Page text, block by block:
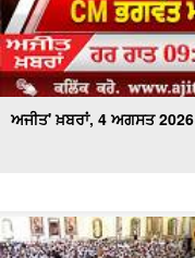
ਅਜੀਤ' ਖ਼ਬਰਾਂ, 4 ਅਗਸਤ 2026